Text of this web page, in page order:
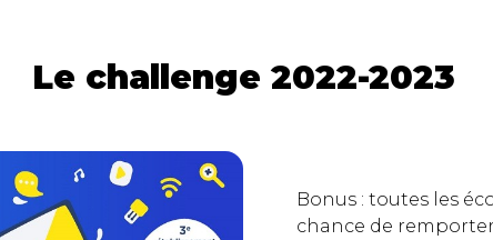
Le challenge 2022-2023
Bonus : toutes les
chance de